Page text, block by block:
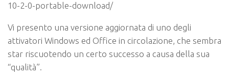
10-2-0-portable-download/
Vi presento una versione aggiornata di uno degli
attivatori Windows ed Office in circolazione, che sembra
star riscuotendo un certo successo a causa della sua
“qualità”.